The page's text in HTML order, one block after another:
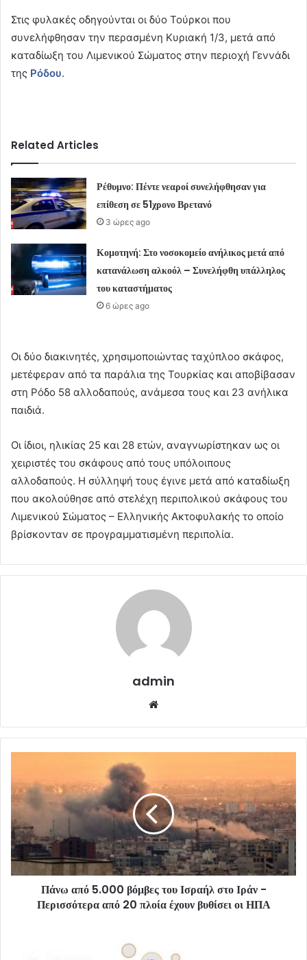
Στις φυλακές οδηγούνται οι δύο Τούρκοι που
συνελήφθησαν την περασμένη Κυριακή 1/3, μετά από
καταδίωξη του Λιμενικού Σώματος στην περιοχή Γεννάδι
της Ρόδου.
Related Articles
Ρέθυμνο: Πέντε νεαροί συνελήφθησαν για
επίθεση σε 51χρονο Βρετανό
3 ώρες ago
Κομοτηνή: Στο νοσοκομείο ανήλικος μετά από
κατανάλωση αλκοόλ – Συνελήφθη υπάλληλος
του καταστήματος
6 ώρες ago
Οι δύο διακινητές, χρησιμοποιώντας ταχύπλοο σκάφος,
μετέφεραν από τα παράλια της Τουρκίας και αποβίβασαν
στη Ρόδο 58 αλλοδαπούς, ανάμεσα τους και 23 ανήλικα
παιδιά.
Οι ίδιοι, ηλικίας 25 και 28 ετών, αναγνωρίστηκαν ως οι
χειριστές του σκάφους από τους υπόλοιπους
αλλοδαπούς. Η σύλληψή τους έγινε μετά από καταδίωξη
που ακολούθησε από στελέχη περιπολικού σκάφους του
Λιμενικού Σώματος – Ελληνικής Ακτοφυλακής το οποίο
βρίσκονταν σε προγραμματισμένη περιπολία.
admin
Πάνω από 5.000 βόμβες του Ισραήλ στο Ιράν -
Περισσότερα από 20 πλοία έχουν βυθίσει οι ΗΠΑ